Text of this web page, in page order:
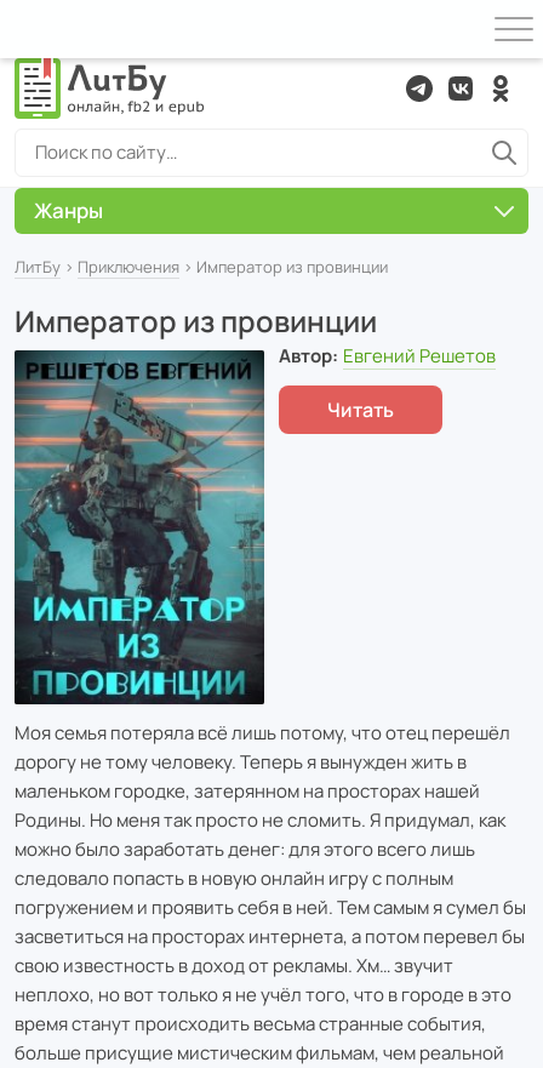
ЛитБу › Приключения › Император из провинции
Император из провинции
Автор: Евгений Решетов
Читать
Моя семья потеряла всё лишь потому, что отец перешёл
дорогу не тому человеку. Теперь я вынужден жить в
маленьком городке, затерянном на просторах нашей
Родины. Но меня так просто не сломить. Я придумал, как
можно было заработать денег: для этого всего лишь
следовало попасть в новую онлайн игру с полным
погружением и проявить себя в ней. Тем самым я сумел бы
засветиться на просторах интернета, а потом перевел бы
свою известность в доход от рекламы. Хм… звучит
неплохо, но вот только я не учёл того, что в городе в это
время станут происходить весьма странные события,
больше присущие мистическим фильмам, чем реальной
Жанры